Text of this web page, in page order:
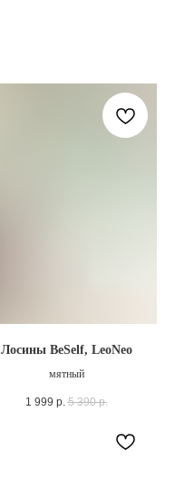
Лосины BeSelf, LeoNeo
мятный
1 999 р. 5 390 р.